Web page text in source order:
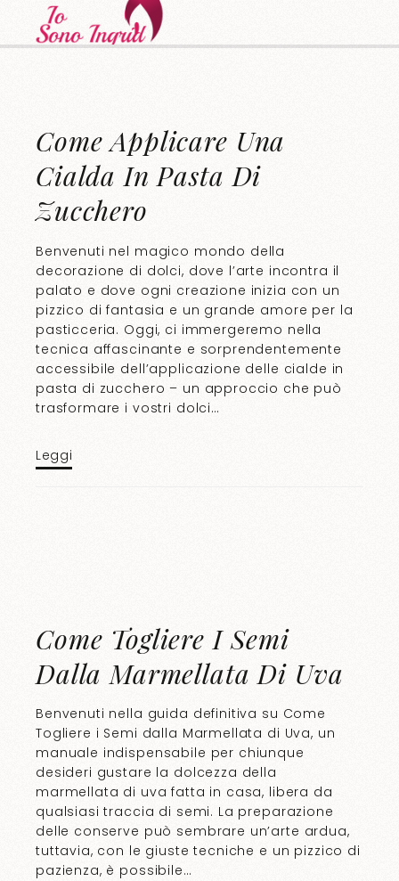
Come Applicare Una
Cialda In Pasta Di
Zucchero
Benvenuti nel magico mondo della
decorazione di dolci, dove l’arte incontra il
palato e dove ogni creazione inizia con un
pizzico di fantasia e un grande amore per la
pasticceria. Oggi, ci immergeremo nella
tecnica affascinante e sorprendentemente
accessibile dell’applicazione delle cialde in
pasta di zucchero – un approccio che può
trasformare i vostri dolci…
Leggi
Come Togliere I Semi
Dalla Marmellata Di Uva
Benvenuti nella guida definitiva su Come
Togliere i Semi dalla Marmellata di Uva, un
manuale indispensabile per chiunque
desideri gustare la dolcezza della
marmellata di uva fatta in casa, libera da
qualsiasi traccia di semi. La preparazione
delle conserve può sembrare un’arte ardua,
tuttavia, con le giuste tecniche e un pizzico di
pazienza, è possibile…